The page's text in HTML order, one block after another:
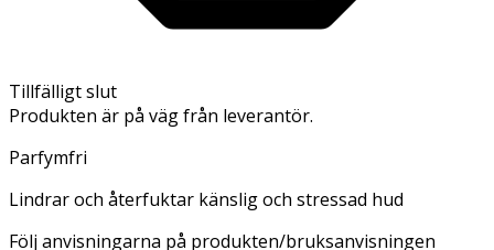
Tillfälligt slut
Produkten är på väg från leverantör.
Parfymfri
Lindrar och återfuktar känslig och stressad hud
Följ anvisningarna på produkten/bruksanvisningen